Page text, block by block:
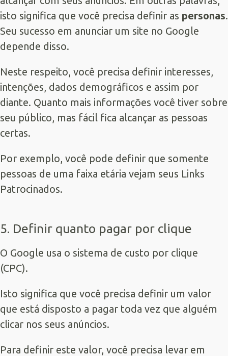
isto significa que você precisa definir as personas.
Seu sucesso em anunciar um site no Google
depende disso.
Neste respeito, você precisa definir interesses,
intenções, dados demográficos e assim por
diante. Quanto mais informações você tiver sobre
seu público, mas fácil fica alcançar as pessoas
certas.
Por exemplo, você pode definir que somente
pessoas de uma faixa etária vejam seus Links
Patrocinados.
5. Definir quanto pagar por clique
O Google usa o sistema de custo por clique
(CPC).
Isto significa que você precisa definir um valor
que está disposto a pagar toda vez que alguém
clicar nos seus anúncios.
Para definir este valor, você precisa levar em